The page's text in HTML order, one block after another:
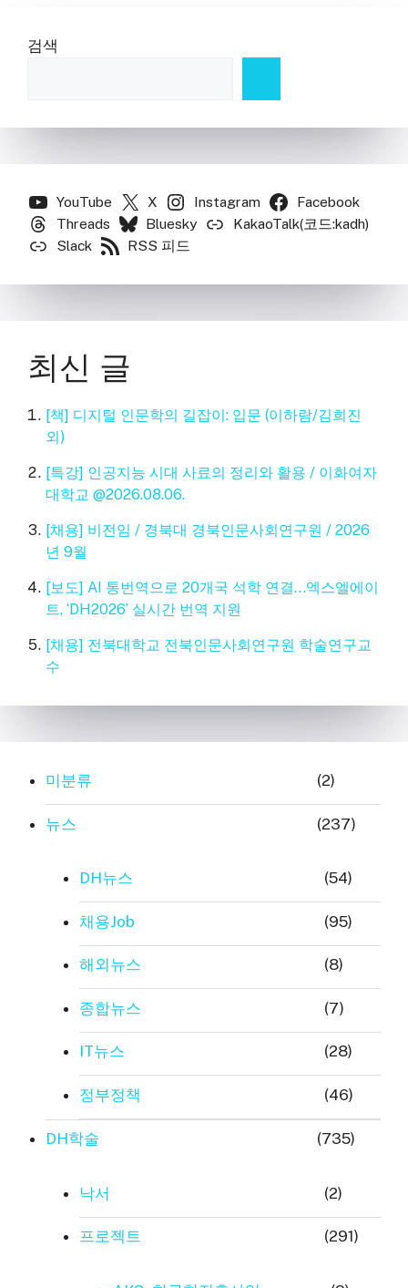
검색
YouTube X Instagram
Facebook
Threads
Bluesky
KakaoTalk(코드:kadh)
Slack
RSS 피드
최신 글
[책] 디지털 인문학의 길잡이: 입문 (이하람/김희진
외)
[특강] 인공지능 시대 사료의 정리와 활용 / 이화여자
대학교 @2026.08.06.
[채용] 비전임 / 경북대 경북인문사회연구원 / 2026
년 9월
[보도] AI 통번역으로 20개국 석학 연결…엑스엘에이
트, ‘DH2026’ 실시간 번역 지원
[채용] 전북대학교 전북인문사회연구원 학술연구교
수
미분류 (2)
뉴스 (237)
DH뉴스 (54)
채용Job (95)
해외뉴스 (8)
종합뉴스 (7)
IT뉴스 (28)
정부정책 (46)
DH학술 (735)
낙서 (2)
프로젝트 (291)